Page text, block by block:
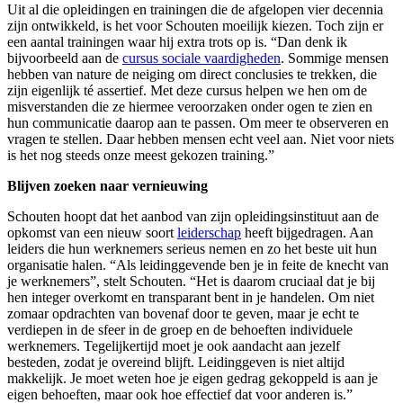
Uit al die opleidingen en trainingen die de afgelopen vier decennia
zijn ontwikkeld, is het voor Schouten moeilijk kiezen. Toch zijn er
een aantal trainingen waar hij extra trots op is. “Dan denk ik
bijvoorbeeld aan de cursus sociale vaardigheden. Sommige mensen
hebben van nature de neiging om direct conclusies te trekken, die
zijn eigenlijk té assertief. Met deze cursus helpen we hen om de
misverstanden die ze hiermee veroorzaken onder ogen te zien en
hun communicatie daarop aan te passen. Om meer te observeren en
vragen te stellen. Daar hebben mensen echt veel aan. Niet voor niets
is het nog steeds onze meest gekozen training.”
Blijven zoeken naar vernieuwing
Schouten hoopt dat het aanbod van zijn opleidingsinstituut aan de
opkomst van een nieuw soort leiderschap heeft bijgedragen. Aan
leiders die hun werknemers serieus nemen en zo het beste uit hun
organisatie halen. “Als leidinggevende ben je in feite de knecht van
je werknemers”, stelt Schouten. “Het is daarom cruciaal dat je bij
hen integer overkomt en transparant bent in je handelen. Om niet
zomaar opdrachten van bovenaf door te geven, maar je echt te
verdiepen in de sfeer in de groep en de behoeften individuele
werknemers. Tegelijkertijd moet je ook aandacht aan jezelf
besteden, zodat je overeind blijft. Leidinggeven is niet altijd
makkelijk. Je moet weten hoe je eigen gedrag gekoppeld is aan je
eigen behoeften, maar ook hoe effectief dat voor anderen is.”